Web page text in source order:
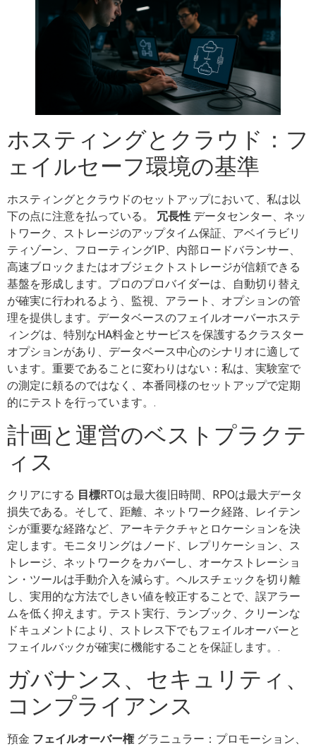
ホスティングとクラウド：フ
ェイルセーフ環境の基準
ホスティングとクラウドのセットアップにおいて、私は以
下の点に注意を払っている。 冗長性 データセンター、ネッ
トワーク、ストレージのアップタイム保証、アベイラビリ
ティゾーン、フローティングIP、内部ロードバランサー、
高速ブロックまたはオブジェクトストレージが信頼できる
基盤を形成します。プロのプロバイダーは、自動切り替え
が確実に行われるよう、監視、アラート、オプションの管
理を提供します。データベースのフェイルオーバーホステ
ィングは、特別なHA料金とサービスを保護するクラスター
オプションがあり、データベース中心のシナリオに適して
います。重要であることに変わりはない：私は、実験室で
の測定に頼るのではなく、本番同様のセットアップで定期
的にテストを行っています。.
計画と運営のベストプラクテ
ィス
クリアにする 目標RTOは最大復旧時間、RPOは最大データ
損失である。そして、距離、ネットワーク経路、レイテン
シが重要な経路など、アーキテクチャとロケーションを決
定します。モニタリングはノード、レプリケーション、ス
トレージ、ネットワークをカバーし、オーケストレーショ
ン・ツールは手動介入を減らす。ヘルスチェックを切り離
し、実用的な方法でしきい値を較正することで、誤アラー
ムを低く抑えます。テスト実行、ランブック、クリーンな
ドキュメントにより、ストレス下でもフェイルオーバーと
フェイルバックが確実に機能することを保証します。.
ガバナンス、セキュリティ、
コンプライアンス
預金 フェイルオーバー権グラニュラー：プロモーション、